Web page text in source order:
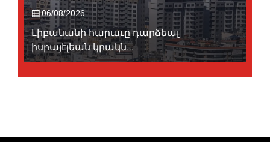
06/08/2026
Լիբանանի հարաւը դարձեալ
իսրայէլեան կրակն...